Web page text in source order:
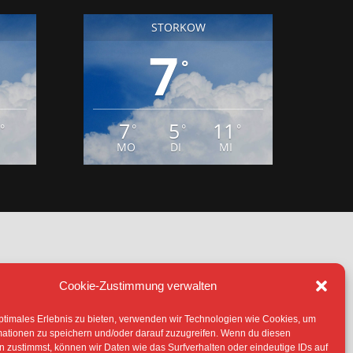
Cookie-Zustimmung verwalten
Erlebnis zu bieten, verwenden wir Technologien wie Cookies, um
zu speichern und/oder darauf zuzugreifen. Wenn du diesen
zustimmst, können wir Daten wie das Surfverhalten oder eindeutige IDs auf
°
STORKOW
7°
7 °
MO
5°
DI
11 °
MI